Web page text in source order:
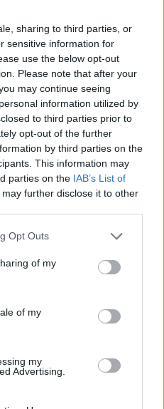
sharing to third parties, or
sensitive information for
use the below opt-out
Please note that after your
may continue seeing
information utilized by
to third parties prior to
opt-out of the further
by third parties on the
This information may
parties on the IAB’s List of
may further disclose it to other
uses one or more Google
behaviour. You may click to
and its third-party tags to
purposes in below Google
Opt Outs
of my
of my
my
Advertising.
με την Ντόρτμουντ –
στην Άρσεναλ του Τζόλη
2026
ηλικιωμένες ότι τις
εφορίας – Πως έκαναν
2026